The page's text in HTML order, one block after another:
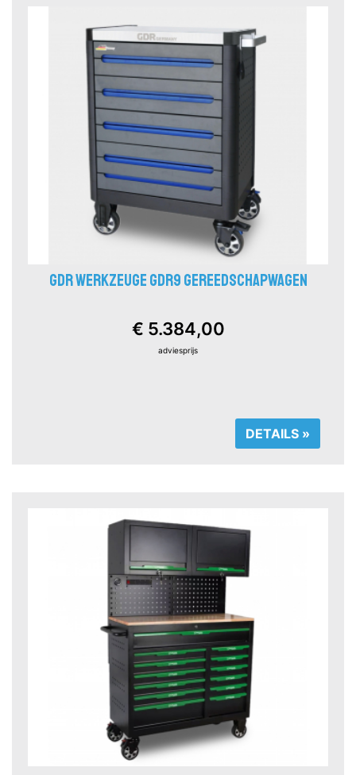
GDR WERKZEUGE GDR9 GEREEDSCHAPWAGEN
€ 5.384,00
adviesprijs
DETAILS »